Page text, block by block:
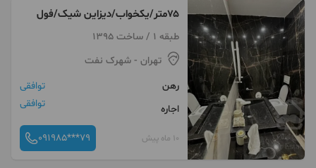
۷۵متر/یکخواب/دیزاین شیک/فول
طبقه 1 / ساخت 1395
تهران - شهرک نفت
رهن
توافقی
اجاره
توافقی
10 ماه پیش 091985***79